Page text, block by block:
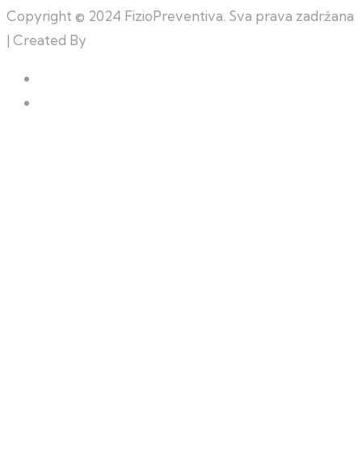
Copyright © 2024 FizioPreventiva. Sva prava zadržana
| Created By